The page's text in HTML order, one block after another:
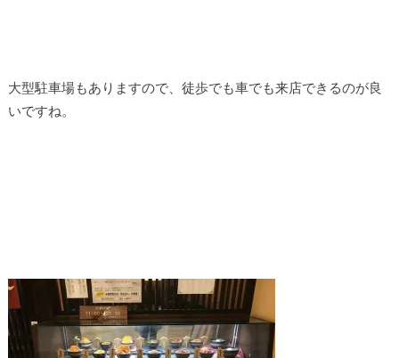
大型駐車場もありますので、徒歩でも車でも来店できるのが良
いですね。